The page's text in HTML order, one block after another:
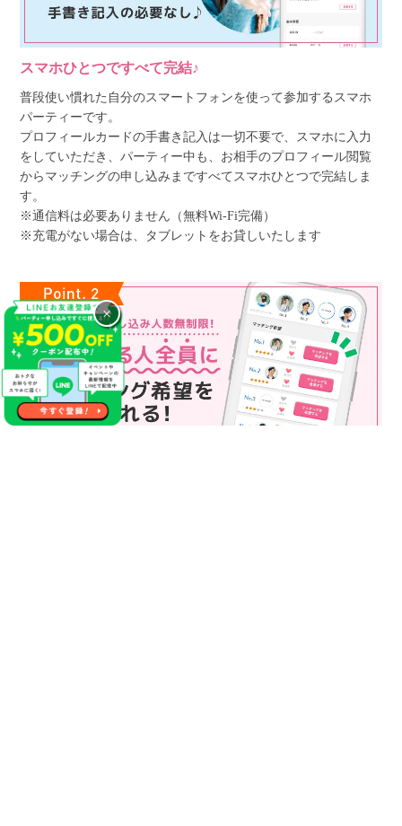
スマホひとつですべて完結♪
普段使い慣れた自分のスマートフォンを使って参加するスマホ
パーティーです。
プロフィールカードの手書き記入は一切不要で、スマホに入力
をしていただき、パーティー中も、お相手のプロフィール閲覧
からマッチングの申し込みまですべてスマホひとつで完結しま
す。
※通信料は必要ありません（無料Wi-Fi完備）
※充電がない場合は、タブレットをお貸しいたします
×